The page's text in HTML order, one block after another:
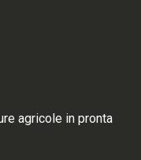
agricole in pronta